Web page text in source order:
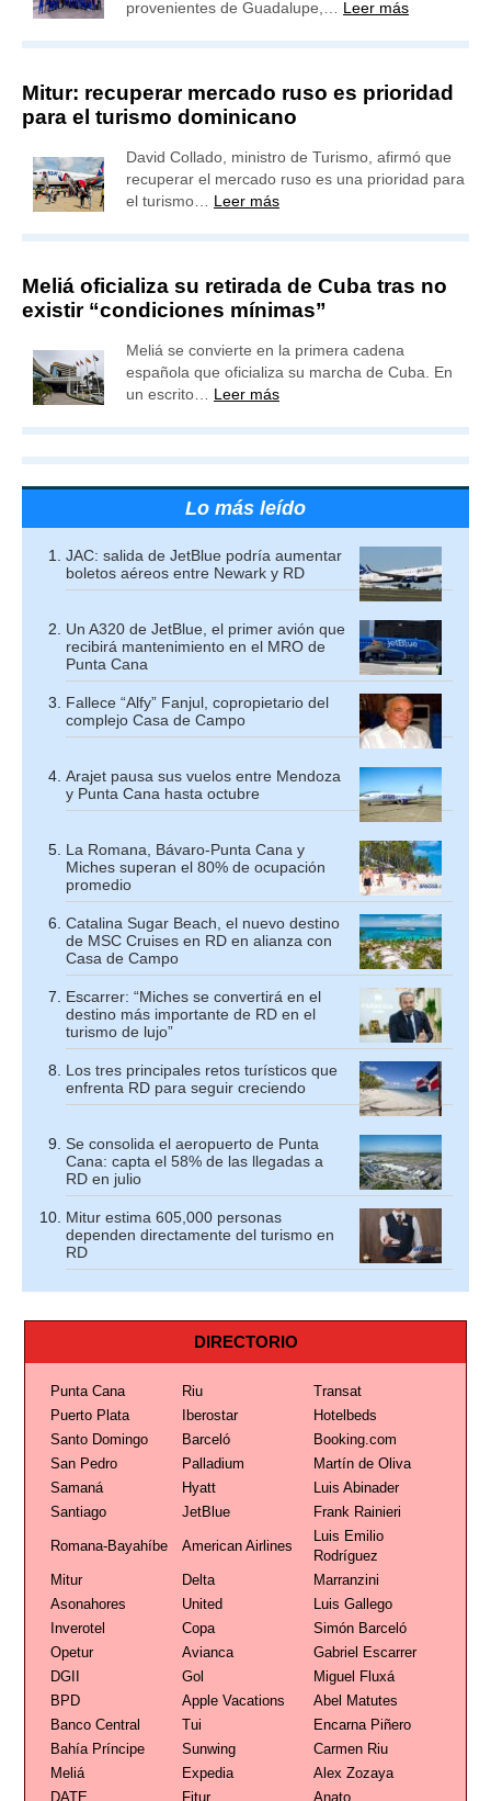
provenientes de Guadalupe,… Leer más
Mitur: recuperar mercado ruso es prioridad
para el turismo dominicano
David Collado, ministro de Turismo, afirmó que
recuperar el mercado ruso es una prioridad para
el turismo… Leer más
Meliá oficializa su retirada de Cuba tras no
existir “condiciones mínimas”
Meliá se convierte en la primera cadena
española que oficializa su marcha de Cuba. En
un escrito… Leer más
Lo más leído
JAC: salida de JetBlue podría aumentar
boletos aéreos entre Newark y RD
Un A320 de JetBlue, el primer avión que
recibirá mantenimiento en el MRO de
Punta Cana
Fallece “Alfy” Fanjul, copropietario del
complejo Casa de Campo
Arajet pausa sus vuelos entre Mendoza
y Punta Cana hasta octubre
La Romana, Bávaro-Punta Cana y
Miches superan el 80% de ocupación
promedio
Catalina Sugar Beach, el nuevo destino
de MSC Cruises en RD en alianza con
Casa de Campo
Escarrer: “Miches se convertirá en el
destino más importante de RD en el
turismo de lujo”
Los tres principales retos turísticos que
enfrenta RD para seguir creciendo
Se consolida el aeropuerto de Punta
Cana: capta el 58% de las llegadas a
RD en julio
Mitur estima 605,000 personas
dependen directamente del turismo en
RD
DIRECTORIO
Punta Cana Riu
Transat
Puerto Plata
Iberostar
Hotelbeds
Santo Domingo
Barceló
Booking.com
San Pedro
Palladium
Martín de Oliva
Samaná
Hyatt
Luis Abinader
Santiago
JetBlue Frank Rainieri
Romana-Bayahíbe American Airlines
Luis Emilio
Rodríguez
Mitur
Delta
Marranzini
Asonahores
United
Luis Gallego
Inverotel
Copa
Simón Barceló
Opetur
Avianca
Gabriel Escarrer
DGII
Gol
Miguel Fluxá
BPD
Apple Vacations
Abel Matutes
Banco Central
Tui
Encarna Piñero
Bahía Príncipe
Sunwing
Carmen Riu
Meliá
Expedia
Alex Zozaya
DATE
Fitur Anato